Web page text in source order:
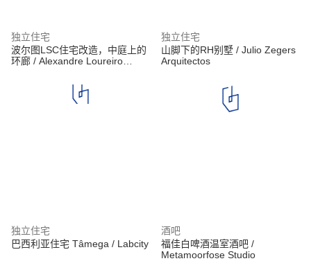
独立住宅
波尔图LSC住宅改造，中庭上的
环廊 / Alexandre Loureiro
独立住宅
山脚下的RH别墅 / Julio Zegers
Arquitectos
独立住宅
巴西利亚住宅 Tâmega / Labcity
酒吧
福佳白啤酒温室酒吧 /
Metamoorfose Studio